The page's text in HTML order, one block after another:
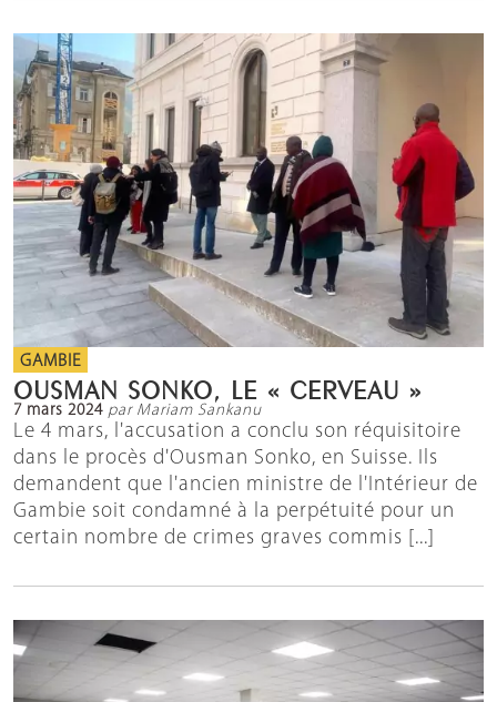
GAMBIE
OUSMAN SONKO, LE « CERVEAU »
7 mars 2024 par Mariam Sankanu
Le 4 mars, l'accusation a conclu son réquisitoire
dans le procès d'Ousman Sonko, en Suisse. Ils
demandent que l'ancien ministre de l'Intérieur de
Gambie soit condamné à la perpétuité pour un
certain nombre de crimes graves commis [...]